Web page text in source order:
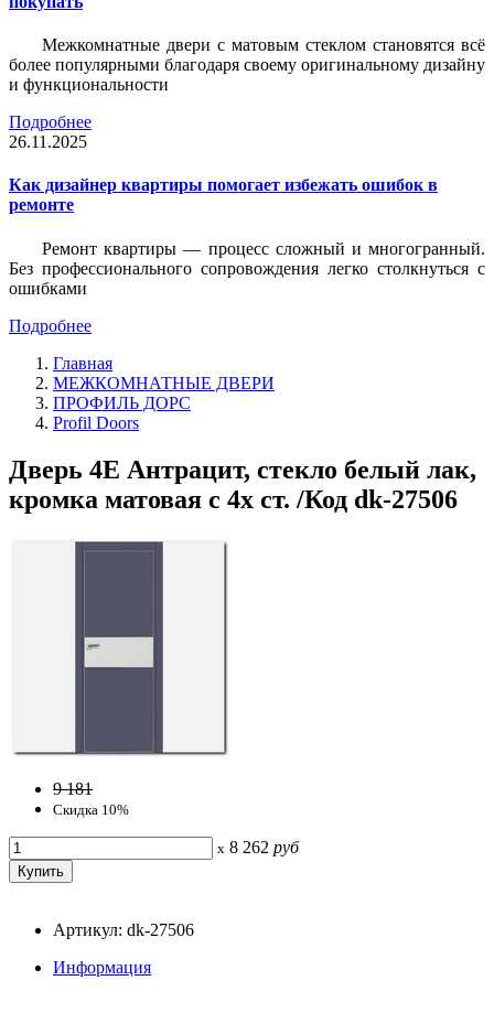
Межкомнатные двери с матовым стеклом становятся всё
более популярными благодаря своему оригинальному дизайну
и функциональности
Подробнее
26.11.2025
Как дизайнер квартиры помогает избежать ошибок в
ремонте
Ремонт квартиры — процесс сложный и многогранный.
Без профессионального сопровождения легко столкнуться с
ошибками
Подробнее
Главная
МЕЖКОМНАТНЫЕ ДВЕРИ
ПРОФИЛЬ ДОРС
Profil Doors
Дверь 4Е Антрацит, стекло белый лак,
кромка матовая с 4х ст. /Код dk-27506
9 181
Скидка 10%
x 8 262 руб
Артикул: dk-27506
Информация